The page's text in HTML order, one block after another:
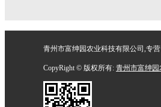
青州市富绅园农业科技有限公司,专营
CopyRight © 版权所有: 青州市富绅园